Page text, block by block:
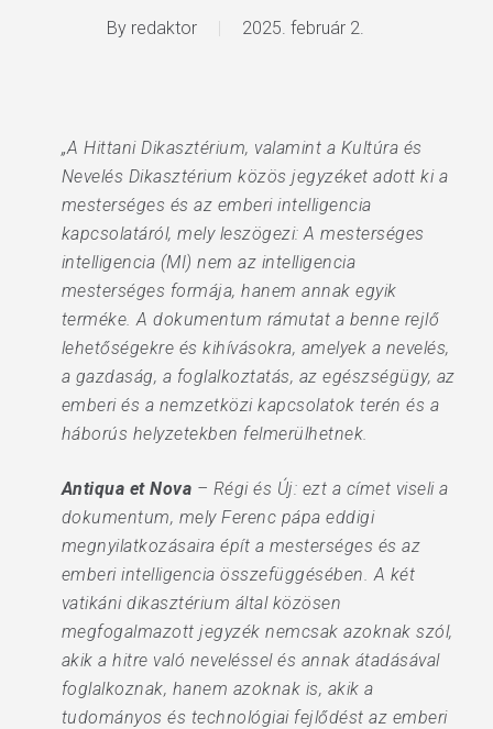
By redaktor 2025. február 2.
„A Hittani Dikasztérium, valamint a Kultúra és
Nevelés Dikasztérium közös jegyzéket adott ki a
mesterséges és az emberi intelligencia
kapcsolatáról, mely leszögezi: A mesterséges
intelligencia (MI) nem az intelligencia
mesterséges formája, hanem annak egyik
terméke. A dokumentum rámutat a benne rejlő
lehetőségekre és kihívásokra, amelyek a nevelés,
a gazdaság, a foglalkoztatás, az egészségügy, az
emberi és a nemzetközi kapcsolatok terén és a
háborús helyzetekben felmerülhetnek.
Antiqua et Nova – Régi és Új: ezt a címet viseli a
dokumentum, mely Ferenc pápa eddigi
megnyilatkozásaira épít a mesterséges és az
emberi intelligencia összefüggésében. A két
vatikáni dikasztérium által közösen
megfogalmazott jegyzék nemcsak azoknak szól,
akik a hitre való neveléssel és annak átadásával
foglalkoznak, hanem azoknak is, akik a
tudományos és technológiai fejlődést az emberi